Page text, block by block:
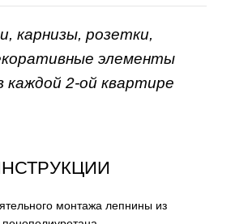
карнизы, розетки,
элементы
каждой 2-ой квартире
монтажа лепнины из